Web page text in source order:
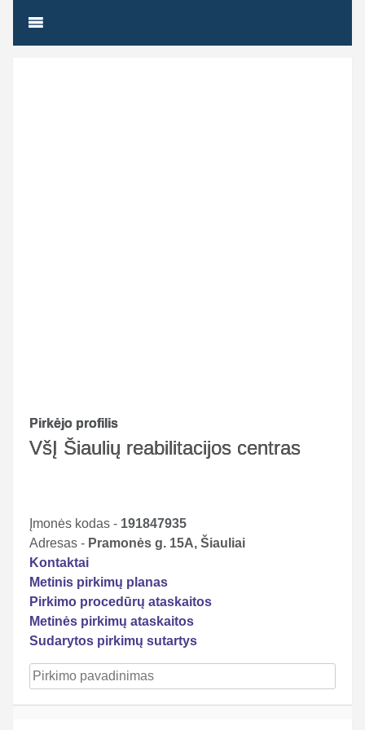
Pirkėjo profilis
VšĮ Šiaulių reabilitacijos centras
Įmonės kodas - 191847935
Adresas - Pramonės g. 15A, Šiauliai
Kontaktai
Metinis pirkimų planas
Pirkimo procedūrų ataskaitos
Metinės pirkimų ataskaitos
Sudarytos pirkimų sutartys